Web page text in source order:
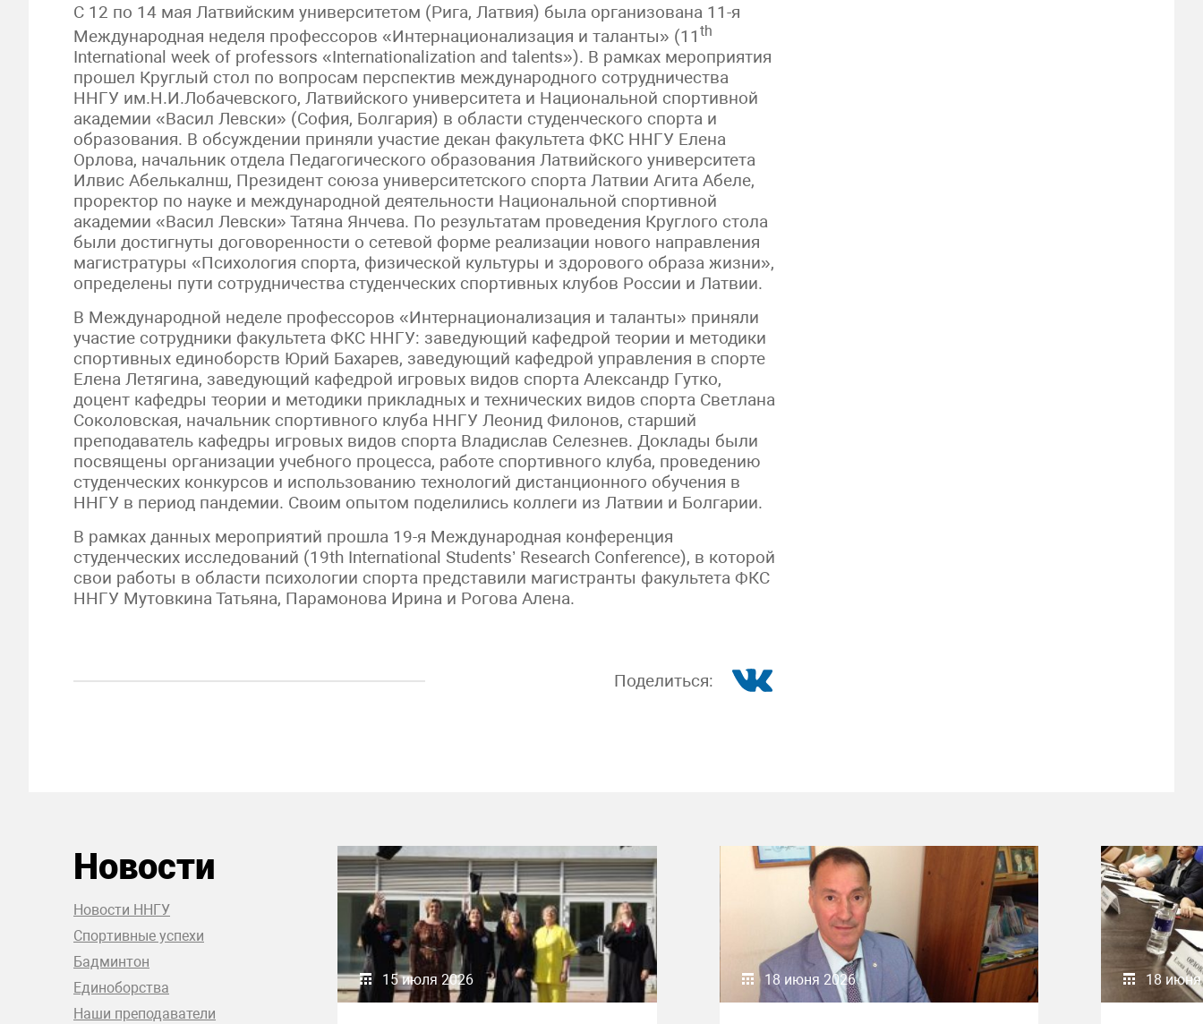
С 12 по 14 мая Латвийским университетом (Рига, Латвия) была организована 11-я
Международная неделя профессоров «Интернационализация и таланты» (11 th
International week of professors «Internationalization and talents»). В рамках мероприятия
прошел Круглый стол по вопросам перспектив международного сотрудничества
ННГУ им.Н.И.Лобачевского, Латвийского университета и Национальной спортивной
академии «Васил Левски» (София, Болгария) в области студенческого спорта и
образования. В обсуждении приняли участие декан факультета ФКС ННГУ Елена
Орлова, начальник отдела Педагогического образования Латвийского университета
Илвис Абелькалнш, Президент союза университетского спорта Латвии Агита Абеле,
проректор по науке и международной деятельности Национальной спортивной
академии «Васил Левски» Татяна Янчева. По результатам проведения Круглого стола
были достигнуты договоренности о сетевой форме реализации нового направления
магистратуры «Психология спорта, физической культуры и здорового образа жизни»,
определены пути сотрудничества студенческих спортивных клубов России и Латвии.
В Международной неделе профессоров «Интернационализация и таланты» приняли
участие сотрудники факультета ФКС ННГУ: заведующий кафедрой теории и методики
спортивных единоборств Юрий Бахарев, заведующий кафедрой управления в спорте
Елена Летягина, заведующий кафедрой игровых видов спорта Александр Гутко,
доцент кафедры теории и методики прикладных и технических видов спорта Светлана
Соколовская, начальник спортивного клуба ННГУ Леонид Филонов, старший
преподаватель кафедры игровых видов спорта Владислав Селезнев. Доклады были
посвящены организации учебного процесса, работе спортивного клуба, проведению
студенческих конкурсов и использованию технологий дистанционного обучения в
ННГУ в период пандемии. Своим опытом поделились коллеги из Латвии и Болгарии.
В рамках данных мероприятий прошла 19-я Международная конференция
студенческих исследований (19th International Students’ Research Conference), в которой
свои работы в области психологии спорта представили магистранты факультета ФКС
ННГУ Мутовкина Татьяна, Парамонова Ирина и Рогова Алена.
Поделиться:
Новости
Новости ННГУ
Спортивные успехи
Бадминтон
Единоборства
Наши преподаватели
15 июля 2026 18 июня 2026 18